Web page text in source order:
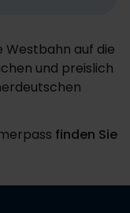
auf die
und preislich
finden Sie